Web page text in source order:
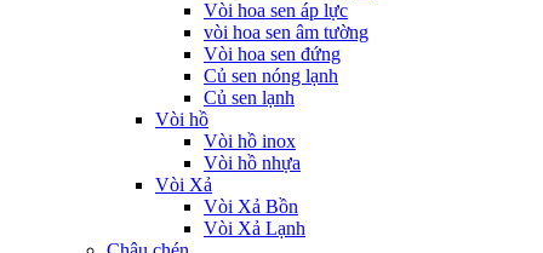
Vòi hoa sen áp lực
vòi hoa sen âm tường
Vòi hoa sen đứng
Củ sen nóng lạnh
Củ sen lạnh
Vòi hồ
Vòi hồ inox
Vòi hồ nhựa
Vòi Xả
Vòi Xả Bồn
Vòi Xả Lạnh